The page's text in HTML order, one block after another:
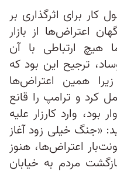
کار برای اثرگذاری بر
اعتراض‌ها از بازار
هیچ ارتباطی با آن
ترجیح این بود که
همین اعتراض‌ها
کرد و ترامپ را قانع
بود، وارد کارزار علیه
«جنگ خیلی زود آغاز
اعتراض‌ها، هنوز
مردم به خیابان